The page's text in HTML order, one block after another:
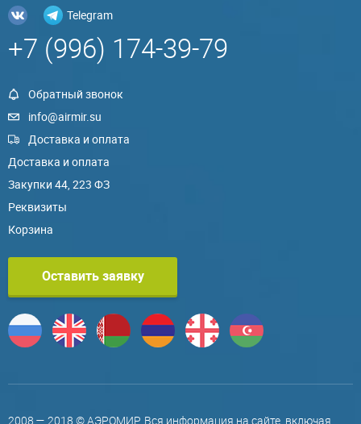
Telegram
+7 (996) 174-39-79
Обратный звонок
info@airmir.su
Доставка и оплата
Доставка и оплата
Закупки 44, 223 ФЗ
Реквизиты
Корзина
Оставить заявку
2008 — 2018 © АЭРОМИР. Вся информация на сайте, включая